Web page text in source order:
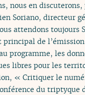
nous en
Soriano, directeur
attendons toujours
principal de
programme, les
libres pour les
« Critiquer le
du triptyque